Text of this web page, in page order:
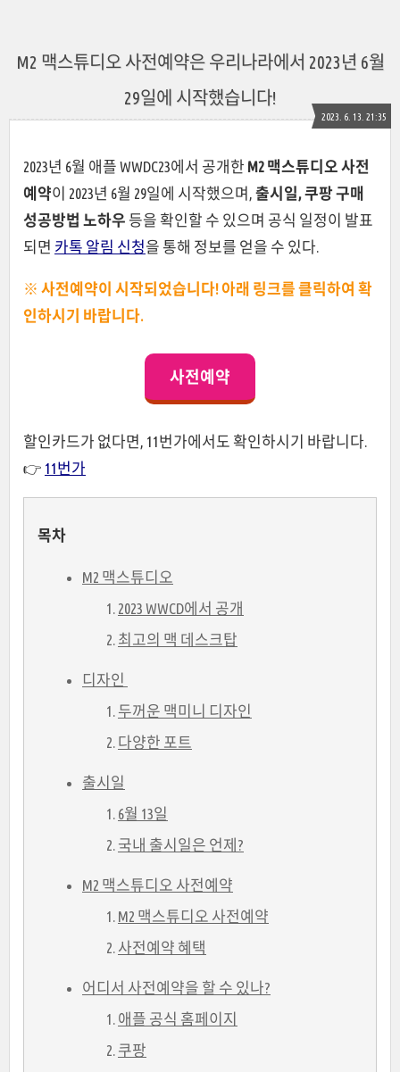
M2 맥스튜디오 사전예약은 우리나라에서 2023년 6월
29일에 시작했습니다!
2023. 6. 13. 21:35
2023년 6월 애플 WWDC23에서 공개한 M2 맥스튜디오 사전
예약이 2023년 6월 29일에 시작했으며, 출시일, 쿠팡 구매
성공방법 노하우 등을 확인할 수 있으며 공식 일정이 발표
되면 카톡 알림 신청을 통해 정보를 얻을 수 있다.
※ 사전예약이 시작되었습니다! 아래 링크를 클릭하여 확
인하시기 바랍니다.
사전예약
할인카드가 없다면, 11번가에서도 확인하시기 바랍니다.
👉 11번가
목차
M2 맥스튜디오
2023 WWCD에서 공개
최고의 맥 데스크탑
디자인
두꺼운 맥미니 디자인
다양한 포트
출시일
6월 13일
국내 출시일은 언제?
M2 맥스튜디오 사전예약
M2 맥스튜디오 사전예약
사전예약 혜택
어디서 사전예약을 할 수 있나?
애플 공식 홈페이지
쿠팡